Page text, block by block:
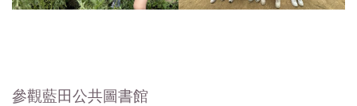
參觀藍田公共圖書館